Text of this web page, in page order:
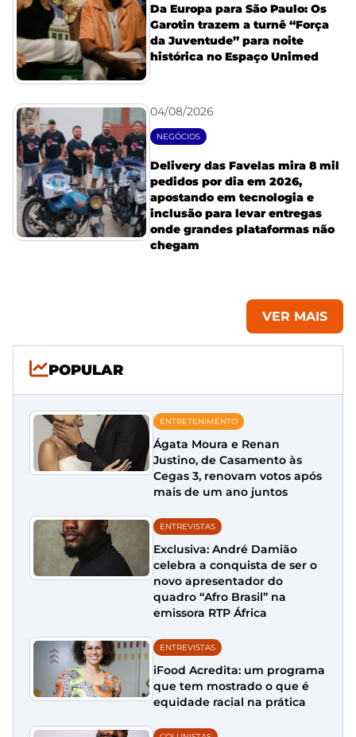
Da Europa para São Paulo: Os
Garotin trazem a turnê “Força
da Juventude” para noite
histórica no Espaço Unimed
04/08/2026
NEGÓCIOS
Delivery das Favelas mira 8 mil
pedidos por dia em 2026,
apostando em tecnologia e
inclusão para levar entregas
onde grandes plataformas não
chegam
VER MAIS
POPULAR
ENTRETENIMENTO
Ágata Moura e Renan
Justino, de Casamento às
Cegas 3, renovam votos após
mais de um ano juntos
ENTREVISTAS
Exclusiva: André Damião
celebra a conquista de ser o
novo apresentador do
quadro “Afro Brasil” na
emissora RTP África
ENTREVISTAS
iFood Acredita: um programa
que tem mostrado o que é
equidade racial na prática